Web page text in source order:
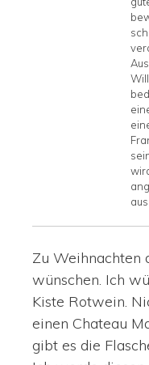
Zu Weihnachten
wünschen. Ich
Kiste Rotwein.
einen Chateau
gibt es die